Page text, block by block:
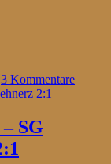
3 Kommentare
SG